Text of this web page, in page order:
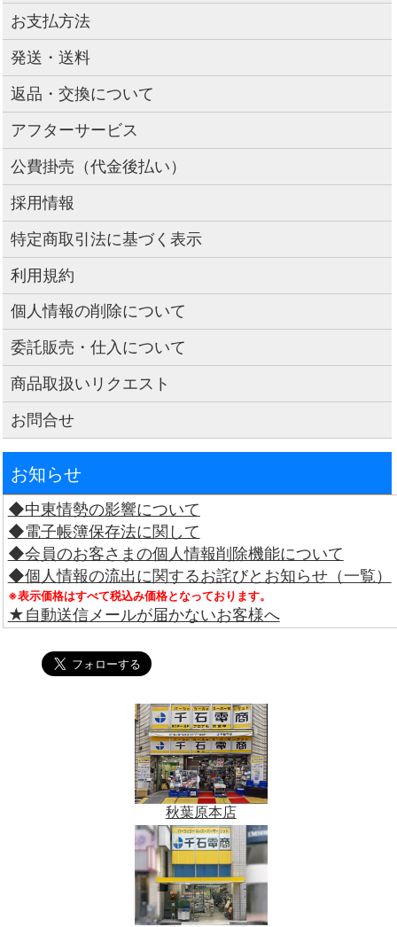
お支払方法
発送・送料
返品・交換について
アフターサービス
公費掛売（代金後払い）
採用情報
特定商取引法に基づく表示
利用規約
個人情報の削除について
委託販売・仕入について
商品取扱いリクエスト
お問合せ
お知らせ
◆中東情勢の影響について
◆電子帳簿保存法に関して
◆会員のお客さまの個人情報削除機能について
◆個人情報の流出に関するお詫びとお知らせ（一覧）
※表示価格はすべて税込み価格となっております。
★自動送信メールが届かないお客様へ
秋葉原本店